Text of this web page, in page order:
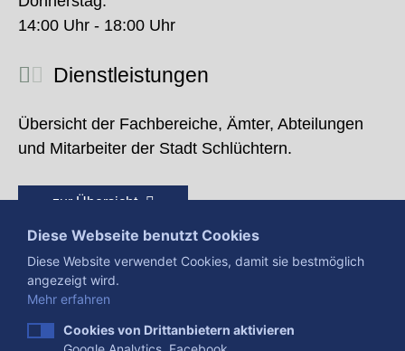
14:00 Uhr - 18:00 Uhr
Dienstleistungen
Übersicht der Fachbereiche, Ämter, Abteilungen
und Mitarbeiter der Stadt Schlüchtern.
zur Übersicht
Diese Webseite benutzt Cookies
Diese Website verwendet Cookies, damit sie bestmöglich
angezeigt wird.
Mehr erfahren
Cookies von Drittanbietern aktivieren